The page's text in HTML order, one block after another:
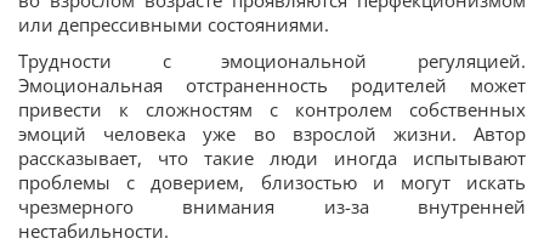
или депрессивными состояниями.
Трудности с эмоциональной регуляцией.
Эмоциональная отстраненность родителей может
привести к сложностям с контролем собственных
эмоций человека уже во взрослой жизни. Автор
рассказывает, что такие люди иногда испытывают
проблемы с доверием, близостью и могут искать
чрезмерного внимания из-за внутренней
нестабильности.